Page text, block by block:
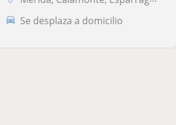
Se desplaza a domicilio